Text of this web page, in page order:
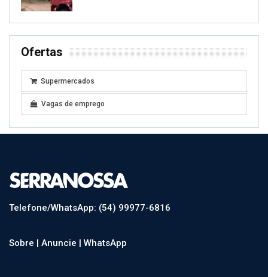
Ofertas
Supermercados
Vagas de emprego
Telefone/WhatsApp: (54) 99977-6816
Sobre | Anuncie | WhatsApp